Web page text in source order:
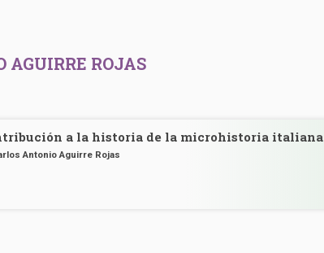
AGUIRRE ROJAS
a la historia de la microhistoria italiana
Antonio Aguirre Rojas